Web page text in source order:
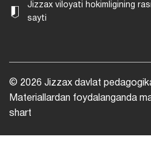
Jizzax viloyati hokimligining
sayti
© 2026 Jizzax davlat
Materiallardan foydalanganda
shart